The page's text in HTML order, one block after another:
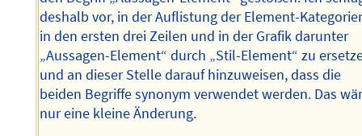
deshalb vor, in der Auflistung der Element-
in den ersten drei Zeilen und in der Grafik darunter
„Aussagen-Element“ durch „Stil-Element“ zu
und an dieser Stelle darauf hinzuweisen, dass die
beiden Begriffe synonym verwendet werden. Das
nur eine kleine Änderung.